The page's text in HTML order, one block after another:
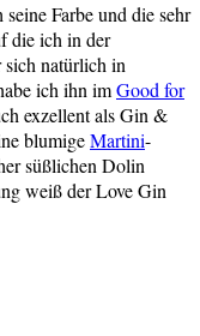
Farbe und die sehr
die ich in der
sich natürlich in
ich ihn imGood for
exzellent als Gin &
blumigeMartini-
süßlichen Dolin
weiß der Love Gin